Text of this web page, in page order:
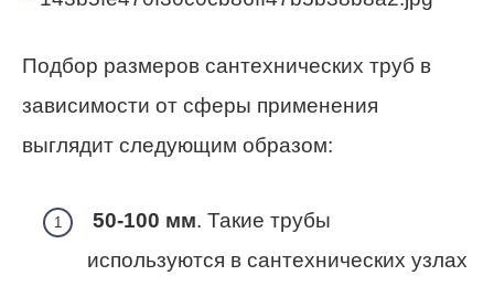
Подбор размеров сантехнических труб в
зависимости от сферы применения
выглядит следующим образом:
50-100 мм. Такие трубы
используются в сантехнических узлах